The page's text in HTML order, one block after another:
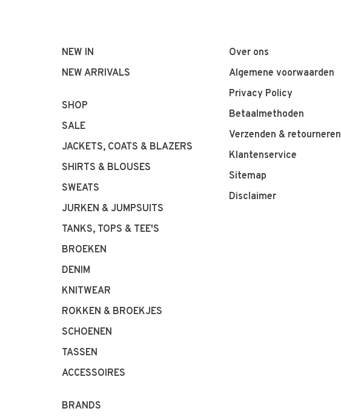
NEW IN
NEW ARRIVALS
SHOP
SALE
JACKETS, COATS & BLAZERS
SHIRTS & BLOUSES
SWEATS
JURKEN & JUMPSUITS
TANKS, TOPS & TEE'S
BROEKEN
DENIM
KNITWEAR
ROKKEN & BROEKJES
SCHOENEN
TASSEN
ACCESSOIRES
BRANDS
Over ons
Algemene voorwaarden
Privacy Policy
Betaalmethoden
Verzenden & retourneren
Klantenservice
Sitemap
Disclaimer